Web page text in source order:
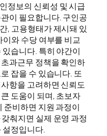
정보의 신뢰성 및 시급
이 필요합니다. 구인공
, 고용형태가 제시돼 있
와 수당 여부를 비교
습니다. 특히 야간이
과근무 정책을 확인하
잡을 수 있습니다. 또
항을 고려하면 신뢰도
도움이 되며, 초보자
준비하면 지원 과정이
춰지면 실제 운영 과정
설정입니다.